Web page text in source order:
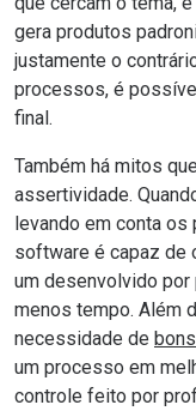
gera produtos
justamente o
processos, é
final.
Também há mitos
assertividade.
levando em conta
software é capaz de
um desenvolvido
menos tempo. Além
necessidade de
um processo em
controle feito por